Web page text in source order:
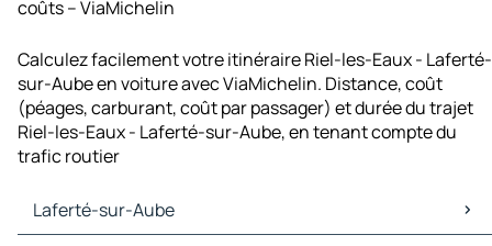
coûts – ViaMichelin
Calculez facilement votre itinéraire Riel-les-Eaux - Laferté-
sur-Aube en voiture avec ViaMichelin. Distance, coût
(péages, carburant, coût par passager) et durée du trajet
Riel-les-Eaux - Laferté-sur-Aube, en tenant compte du
trafic routier
Laferté-sur-Aube